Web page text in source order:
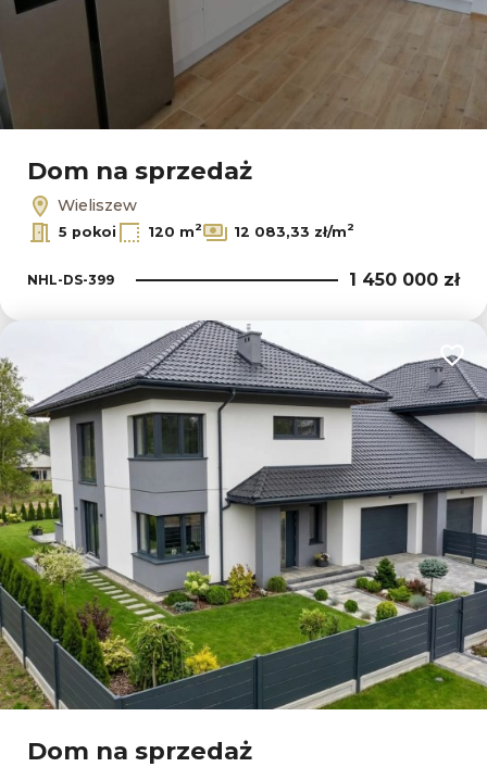
Dom na sprzedaż
Wieliszew
5 pokoi 120 m2 12 083,33 zł/m2
NHL-DS-399 1 450 000 zł
Dom na sprzedaż